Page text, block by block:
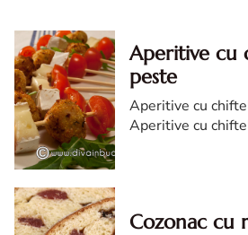
Aperitive cu
peste
Aperitive cu
Aperitive cu
Cozonac cu